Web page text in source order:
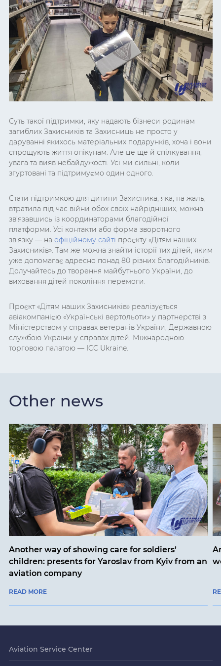
Суть такої підтримки, яку надають бізнеси родинам
загиблих Захисників та Захисниць не просто у
даруванні якихось матеріальних подарунків, хоча і вони
спрощують життя опікунам. Але це ще й спілкування,
увага та вияв небайдужості. Усі ми сильні, коли
згуртовані та підтримуємо один одного.
Стати підтримкою для дитини Захисника, яка, на жаль,
втратила під час війни обох своїх найрідніших, можна
зв’язавшись із координаторами благодійної
платформи. Усі контакти або форма зворотного
зв'язку — на офіційному сайті проєкту «Дітям наших
Захисників». Там же можна знайти історії тих дітей, яким
уже допомагає адресно понад 80 різних благодійників.
Долучайтесь до творення майбутнього України, до
виховання дітей покоління перемоги.
Проєкт «Дітям наших Захисників» реалізується
авіакомпанією «Українські вертольоти» у партнерстві з
Міністерством у справах ветеранів України, Державною
службою України у справах дітей, Міжнародною
торговою палатою — ICC Ukraine.
Other news
Another way of showing care for soldiers’
children: presents for Yaroslav from Kyiv from an
aviation company
READ MORE
Aviation Service Center